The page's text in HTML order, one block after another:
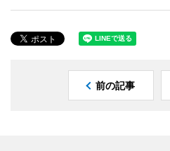
前の記事